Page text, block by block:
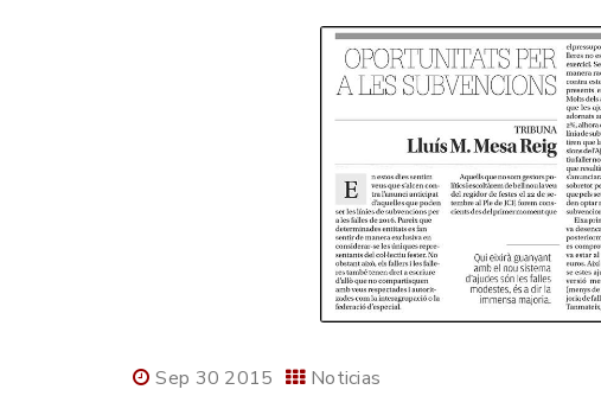
Sep 30 2015 Noticias